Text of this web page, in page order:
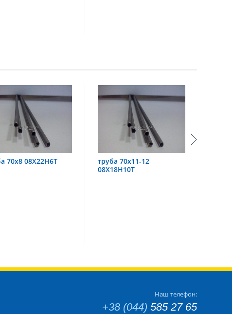
труба 70х11-12
труба 60х6 08Х18Н10
Наш телефон:
+38 (044) 585 27 65